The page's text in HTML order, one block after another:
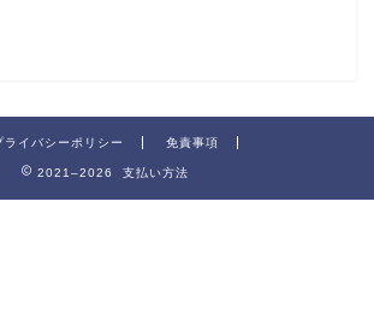
ライバシーポリシー 免責事項
2021–2026 支払い方法